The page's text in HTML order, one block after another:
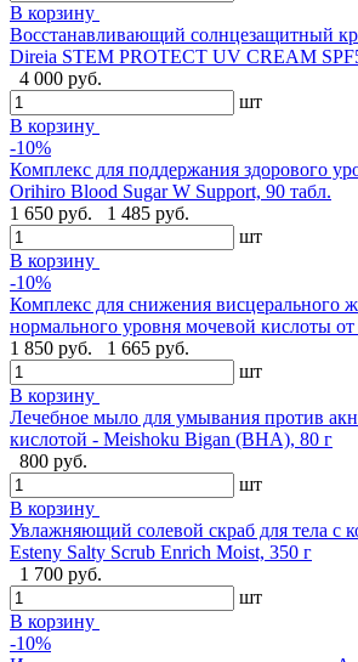
В корзину
Восстанавливающий солнцезащитный
Direia STEM PROTECT UV CREAM
4 000 руб.
шт
В корзину
-10%
Комплекс для поддержания здорового
Orihiro Blood Sugar W Support, 90 табл.
1 650 руб.
1 485 руб.
шт
В корзину
-10%
Комплекс для снижения висцерального
нормального уровня мочевой кислоты
1 850 руб.
1 665 руб.
шт
В корзину
Лечебное мыло для умывания против
кислотой - Meishoku Bigan (BHA), 80 г
800 руб.
шт
В корзину
Увлажняющий солевой скраб для тела с
Esteny Salty Scrub Enrich Moist, 350 г
1 700 руб.
шт
В корзину
-10%